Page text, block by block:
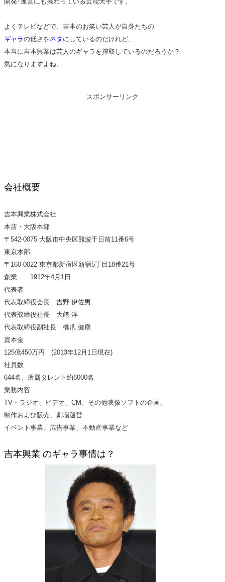
よくテレビなどで、吉本のお笑い芸人が自身たちの
ギャラの低さをネタ にしているのだけれど、
本当に吉本興業は芸人のギャラを搾取しているのだろうか？
気になりますよね。
スポンサーリンク
会社概要
吉本興業株式会社
本店・大阪本部
〒542-0075 大阪市中央区難波千日前11番6号
東京本部
〒160-0022 東京都新宿区新宿5丁目18番21号
創業 1912年4月1日
代表者
代表取締役会長 吉野 伊佐男
代表取締役社長 大﨑 洋
代表取締役副社長 橋爪 健康
資本金
125億450万円 (2013年12月1日現在)
社員数
644名、所属タレント約6000名
業務内容
TV・ラジオ、ビデオ、CM、その他映像ソフトの企画、
制作および販売、劇場運営
イベント事業、広告事業、不動産事業など
吉本興業 のギャラ事情は？